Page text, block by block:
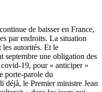
de baisser en France,
par endroits. La situation
les autorités. Et le
septembre une obligation des
19, pour « anticiper »
porte-parole du
déjà, le Premier ministre Jean